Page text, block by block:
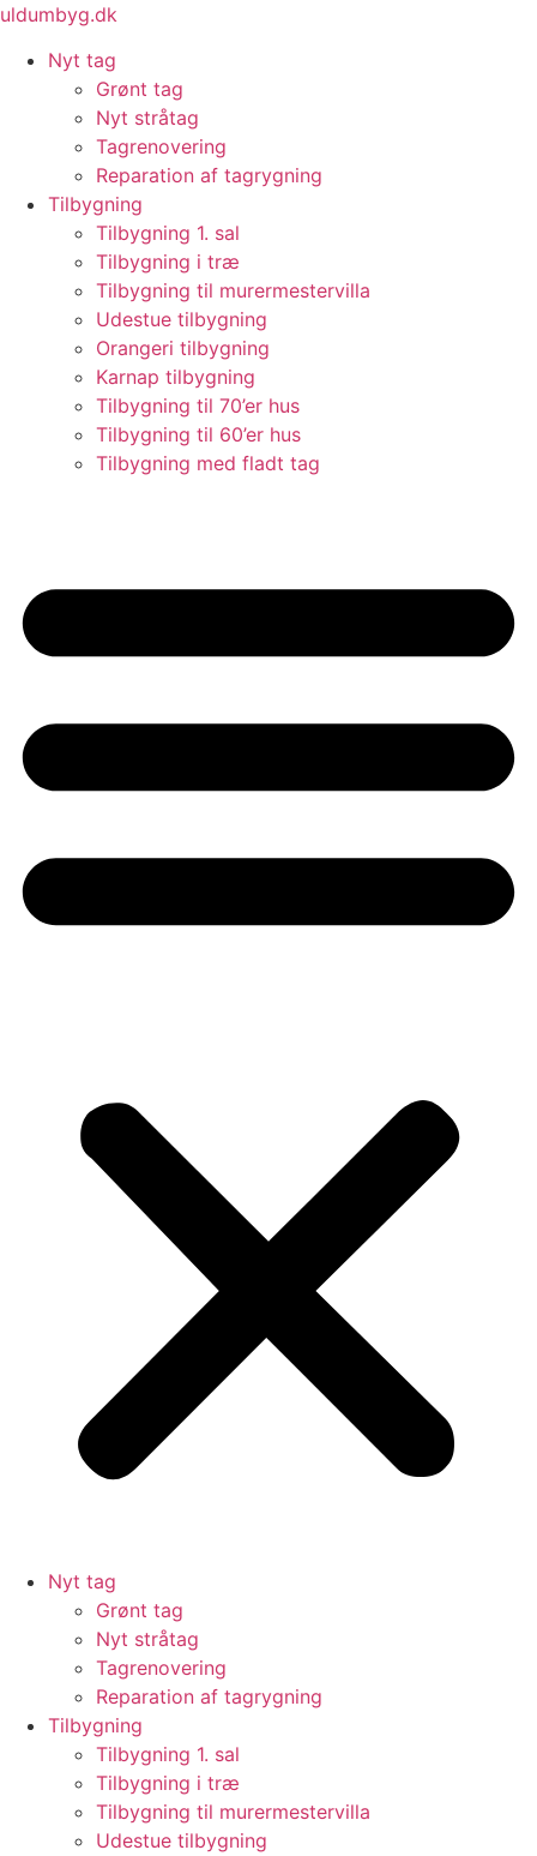
Videre
indhold
uldumbyg.dk
Nyt tag
Grønt tag
Nyt stråtag
Tagrenovering
Reparation af tagrygning
Tilbygning
Tilbygning 1. sal
Tilbygning i træ
Tilbygning til murermestervilla
Udestue tilbygning
Orangeri tilbygning
Karnap tilbygning
Tilbygning til 70’er hus
Tilbygning til 60’er hus
Tilbygning med fladt tag
Nyt tag
Grønt tag
Nyt stråtag
Tagrenovering
Reparation af tagrygning
Tilbygning
Tilbygning 1. sal
Tilbygning i træ
Tilbygning til murermestervilla
Udestue tilbygning